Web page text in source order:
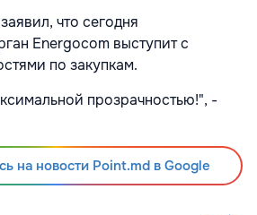
что сегодня
Energocom выступит с
по закупкам.
прозрачностью!", -
на новости Point.md в Google